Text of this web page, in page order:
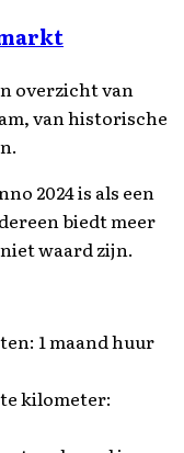
overzicht van
van historische
2024 is als een
biedt meer
waard zijn.
1 maand huur
kilometer: